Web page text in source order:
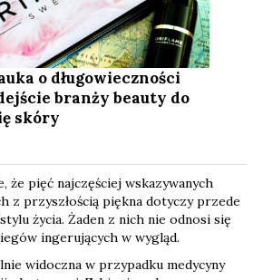
o długowieczności
branży beauty do
skóry
że pięć najczęściej wskazywanych
z przyszłością piękna dotyczy przede
życia. Żaden z nich nie odnosi się
ingerujących w wygląd.
widoczna w przypadku medycyny